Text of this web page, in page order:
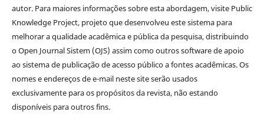
autor. Para maiores informações sobre esta abordagem, visite Public
Knowledge Project, projeto que desenvolveu este sistema para
melhorar a qualidade acadêmica e pública da pesquisa, distribuindo
o Open Journal Sistem (OJS) assim como outros software de apoio
ao sistema de publicação de acesso público a fontes acadêmicas. Os
nomes e endereços de e-mail neste site serão usados
exclusivamente para os propósitos da revista, não estando
disponíveis para outros fins.